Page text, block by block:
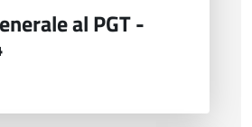
al PGT -